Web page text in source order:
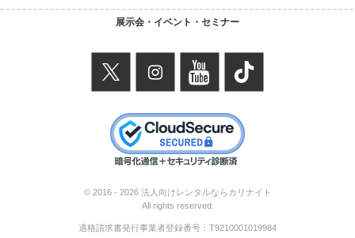
展示会・イベント・セミナー
© 2016 - 2026 法人向けレンタルならカリナイト
All rights reserved.
適格請求書発行事業者登録番号： T9210001019984